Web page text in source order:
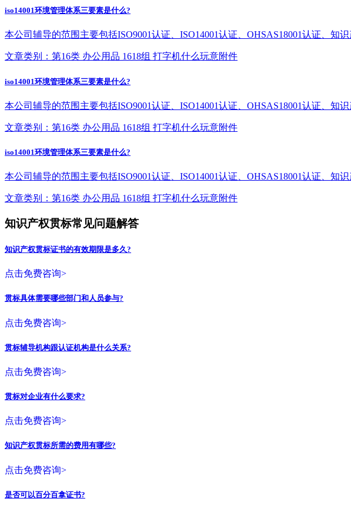
iso14001环境管理体系三要素是什么?
本公司辅导的范围主要包括ISO9001认证、ISO14001认证、OHSAS18001认证、
文章类别：第16类 办公用品 1618组 打字机什么玩意附件
iso14001环境管理体系三要素是什么?
本公司辅导的范围主要包括ISO9001认证、ISO14001认证、OHSAS18001认证、
文章类别：第16类 办公用品 1618组 打字机什么玩意附件
iso14001环境管理体系三要素是什么?
本公司辅导的范围主要包括ISO9001认证、ISO14001认证、OHSAS18001认证、
文章类别：第16类 办公用品 1618组 打字机什么玩意附件
知识产权贯标常见问题解答
知识产权贯标证书的有效期限是多久?
点击免费咨询>
贯标具体需要哪些部门和人员参与?
点击免费咨询>
贯标辅导机构跟认证机构是什么关系?
点击免费咨询>
贯标对企业有什么要求?
点击免费咨询>
知识产权贯标所需的费用有哪些?
点击免费咨询>
是否可以百分百拿证书?